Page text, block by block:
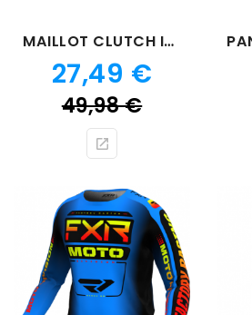
MAILLOT CLUTCH INFERNO
Prix
27,49 €
49,98 €Prix